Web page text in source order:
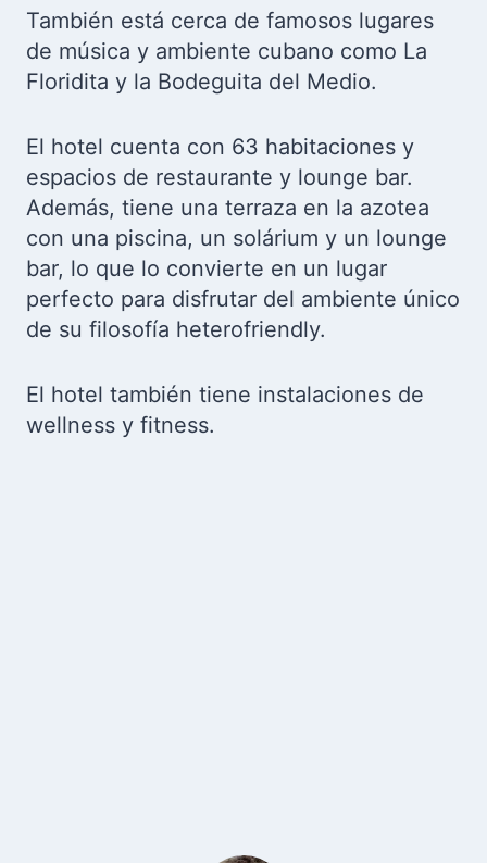
También está cerca de famosos lugares
de música y ambiente cubano como La
Floridita y la Bodeguita del Medio.
El hotel cuenta con 63 habitaciones y
espacios de restaurante y lounge bar.
Además, tiene una terraza en la azotea
con una piscina, un solárium y un lounge
bar, lo que lo convierte en un lugar
perfecto para disfrutar del ambiente único
de su filosofía heterofriendly.
El hotel también tiene instalaciones de
wellness y fitness.